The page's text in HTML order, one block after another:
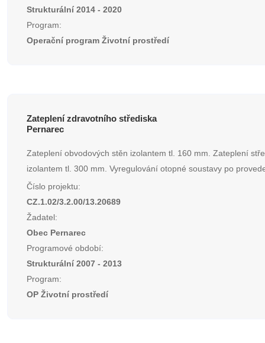
Strukturální 2014 - 2020
Program:
Operační program Životní prostředí
Zateplení zdravotního střediska
Pernarec
Zateplení obvodových stěn izolantem tl. 160 mm. Zateplení
izolantem tl. 300 mm. Vyregulování otopné soustavy po
Číslo projektu:
CZ.1.02/3.2.00/13.20689
Žadatel:
Obec Pernarec
Programové období:
Strukturální 2007 - 2013
Program:
OP Životní prostředí